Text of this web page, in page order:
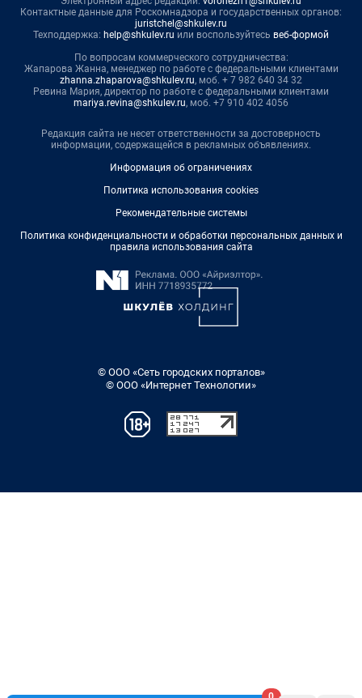
Контактные данные для Роскомнадзора и государственных органов:
juristchel@shkulev.ru
Техподдержка: help@shkulev.ru или воспользуйтесь веб-формой
По вопросам коммерческого сотрудничества:
Жапарова Жанна, менеджер по работе с федеральными клиентами
zhanna.zhaparova@shkulev.ru, моб. + 7 982 640 34 32
Ревина Мария, директор по работе с федеральными клиентами
mariya.revina@shkulev.ru, моб. +7 910 402 4056
Редакция сайта не несет ответственности за достоверность
информации, содержащейся в рекламных объявлениях.
Информация об ограничениях
Политика использования cookies
Рекомендательные системы
Политика конфиденциальности и обработки персональных данных и
правила использования сайта
© ООО «Сеть городских порталов»
© ООО «Интернет Технологии»